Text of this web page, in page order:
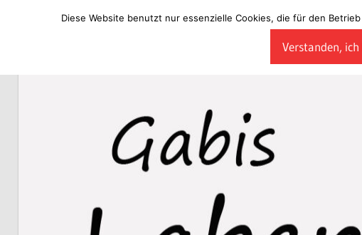
Diese Website benutzt nur essenzielle Cookies, die für den
Verstanden,